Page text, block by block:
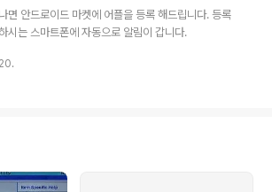
면 안드로이드 마켓에 어플을 등록 해드립니다. 등록
시는 스마트폰에 자동으로 알림이 갑니다.